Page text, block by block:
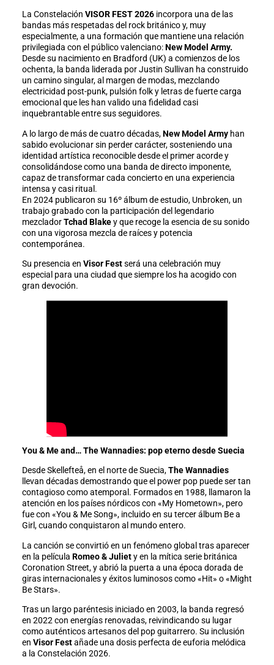
La Constelación VISOR FEST 2026incorpora una de las
bandas más respetadas del rock británico y, muy
especialmente, a una formación que mantiene una relación
privilegiada con el público valenciano: New Model Army.
Desde su nacimiento en Bradford (UK) a comienzos de los
ochenta, la banda liderada por Justin Sullivan ha construido
un camino singular, al margen de modas, mezclando
electricidad post-punk, pulsión folk y letras de fuerte carga
emocional que les han valido una fidelidad casi
inquebrantable entre sus seguidores.
A lo largo de más de cuatro décadas,New Model Armyhan
sabido evolucionar sin perder carácter, sosteniendo una
identidad artística reconocible desde el primer acorde y
consolidándose como una banda de directo imponente,
capaz de transformar cada concierto en una experiencia
intensa y casi ritual.
En 2024 publicaron su 16º álbum de estudio, Unbroken, un
trabajo grabado con la participación del legendario
mezcladorTchad Blakey que recoge la esencia de su sonido
con una vigorosa mezcla de raíces y potencia
contemporánea.
Su presencia en Visor Festserá una celebración muy
especial para una ciudad que siempre los ha acogido con
gran devoción.
You & Me and… The Wannadies: pop eterno desde Suecia
Desde Skellefteå, en el norte de Suecia,The Wannadies
llevan décadas demostrando que el power pop puede ser tan
contagioso como atemporal. Formados en 1988, llamaron la
atención en los países nórdicos con «My Hometown», pero
fue con «You & Me Song», incluido en su tercer álbum Be a
Girl, cuando conquistaron al mundo entero.
La canción se convirtió en un fenómeno global tras aparecer
en la película Romeo & Juliety en la mítica serie británica
Coronation Street, y abrió la puerta a una época dorada de
giras internacionales y éxitos luminosos como «Hit» o «Might
Be Stars».
Tras un largo paréntesis iniciado en 2003, la banda regresó
en 2022 con energías renovadas, reivindicando su lugar
como auténticos artesanos del pop guitarrero. Su inclusión
en Visor Festañade una dosis perfecta de euforia melódica
a la Constelación 2026.